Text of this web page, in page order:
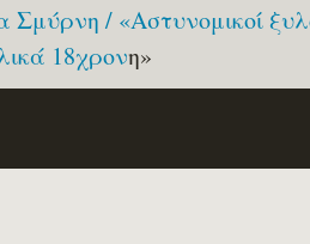
Σμύρνη / «Αστυνομικοί
18χρονη»